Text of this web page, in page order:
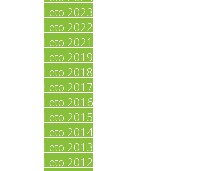
Leto 2023
Leto 2022
Leto 2021
Leto 2019
Leto 2018
Leto 2017
Leto 2016
Leto 2015
Leto 2014
Leto 2013
Leto 2012